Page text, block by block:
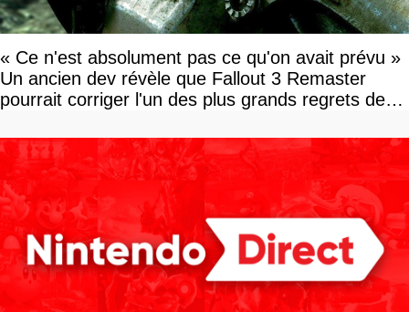
« Ce n'est absolument pas ce qu'on avait prévu »
Un ancien dev révèle que Fallout 3 Remaster
pourrait corriger l'un des plus grands regrets de